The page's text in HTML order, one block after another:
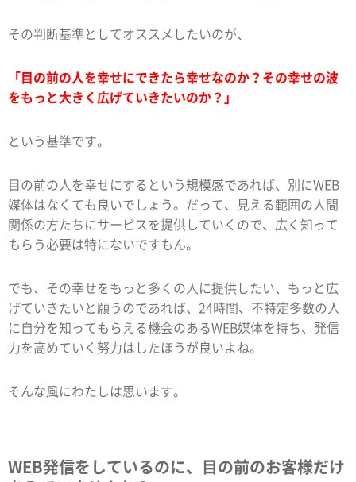
その判断基準としてオススメしたいのが、
「目の前の人を幸せにできたら幸せなのか？その幸せの波
をもっと大きく広げていきたいのか？」
という基準です。
目の前の人を幸せにするという規模感であれば、別にWEB
媒体はなくても良いでしょう。だって、見える範囲の人間
関係の方たちにサービスを提供していくので、広く知って
もらう必要は特にないですもん。
でも、その幸せをもっと多くの人に提供したい、もっと広
げていきたいと願うのであれば、24時間、不特定多数の人
に自分を知ってもらえる機会のあるWEB媒体を持ち、発信
力を高めていく努力はしたほうが良いよね。
そんな風にわたしは思います。
WEB発信をしているのに、目の前のお客様だけ